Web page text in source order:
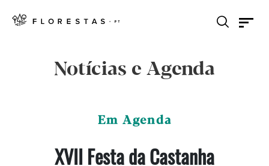
Notícias e Agenda
Em Agenda
XVII Festa da Castanha